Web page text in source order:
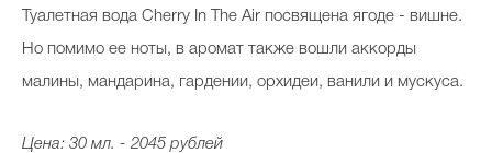
Туалетная вода Cherry In The Air посвящена ягоде - вишне.
Но помимо ее ноты, в аромат также вошли аккорды
малины, мандарина, гардении, орхидеи, ванили и мускуса.
Цена: 30 мл. - 2045 рублей